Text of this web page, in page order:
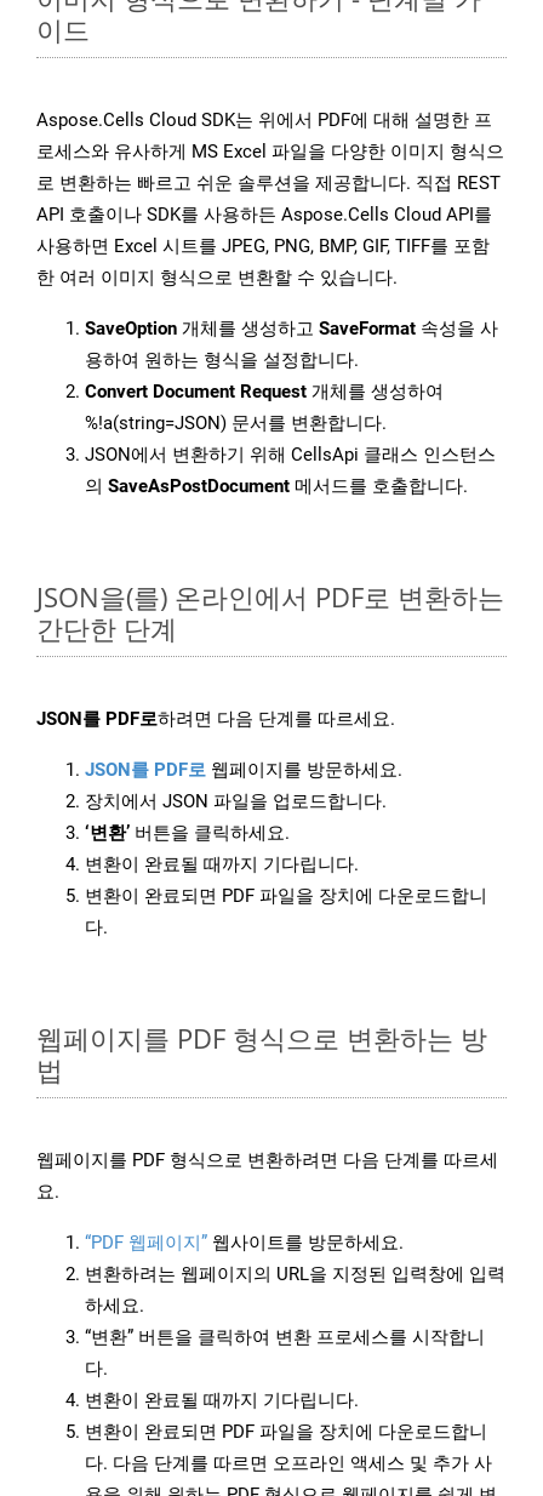
이드
Aspose.Cells Cloud SDK는 위에서 PDF에 대해 설명한 프
로세스와 유사하게 MS Excel 파일을 다양한 이미지 형식으
로 변환하는 빠르고 쉬운 솔루션을 제공합니다. 직접 REST
API 호출이나 SDK를 사용하든 Aspose.Cells Cloud API를
사용하면 Excel 시트를 JPEG, PNG, BMP, GIF, TIFF를 포함
한 여러 이미지 형식으로 변환할 수 있습니다.
SaveOption 개체를 생성하고 SaveFormat 속성을 사
용하여 원하는 형식을 설정합니다.
Convert Document Request 개체를 생성하여
%!a(string=JSON) 문서를 변환합니다.
JSON에서 변환하기 위해 CellsApi 클래스 인스턴스
의 SaveAsPostDocument 메서드를 호출합니다.
JSON을(를) 온라인에서 PDF로 변환하는
간단한 단계
JSON를 PDF로하려면 다음 단계를 따르세요.
JSON를 PDF로 웹페이지를 방문하세요.
장치에서 JSON 파일을 업로드합니다.
‘변환’ 버튼을 클릭하세요.
변환이 완료될 때까지 기다립니다.
변환이 완료되면 PDF 파일을 장치에 다운로드합니
다.
웹페이지를 PDF 형식으로 변환하는 방
법
웹페이지를 PDF 형식으로 변환하려면 다음 단계를 따르세
요.
“PDF 웹페이지” 웹사이트를 방문하세요.
변환하려는 웹페이지의 URL을 지정된 입력창에 입력
하세요.
“변환” 버튼을 클릭하여 변환 프로세스를 시작합니
다.
변환이 완료될 때까지 기다립니다.
변환이 완료되면 PDF 파일을 장치에 다운로드합니
다. 다음 단계를 따르면 오프라인 액세스 및 추가 사